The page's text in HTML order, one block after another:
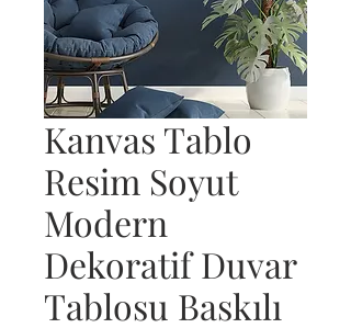
Kanvas Tablo
Resim Soyut
Modern
Dekoratif Duvar
Tablosu Baskılı